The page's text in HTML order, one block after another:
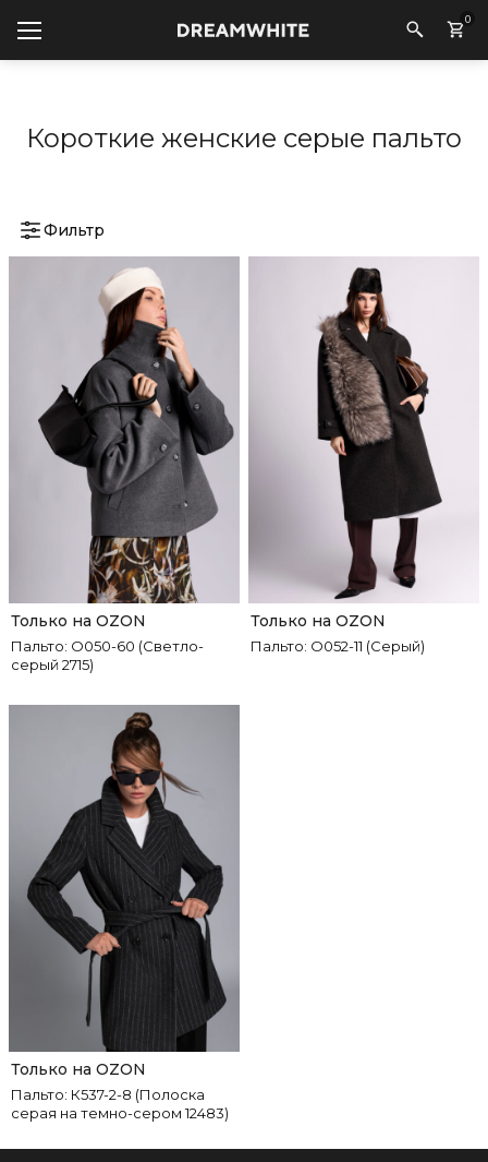
0
Короткие женские серые пальто
Фильтр
Пальто: О050-60 (Светло-
серый 2715)
Только на OZON
Пальто: О052-11 (Серый)
Только на OZON
Пальто: К537-2-8 (Полоска
серая на темно-сером 12483)
Только на OZON